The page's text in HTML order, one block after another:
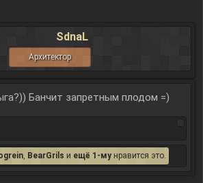
SdnaL
Архитектор
Банчит запретным плодом =)
, BearGrils и ещё 1-мунравится это.